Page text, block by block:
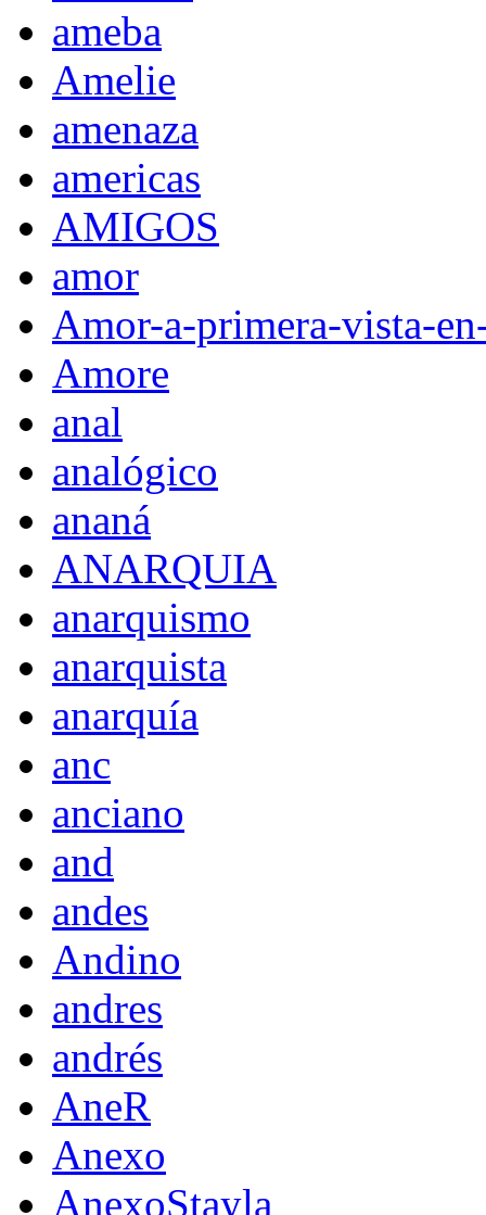
ameba
Amelie
amenaza
americas
AMIGOS
amor
Amor-a-primera-vista-
Amore
anal
analógico
ananá
ANARQUIA
anarquismo
anarquista
anarquía
anc
anciano
and
andes
Andino
andres
andrés
AneR
Anexo
AnexoStayla